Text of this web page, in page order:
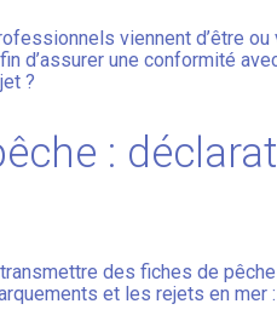
viennent d’être
d’assurer une conformité
?
:
des fiches de
et les rejets en mer :